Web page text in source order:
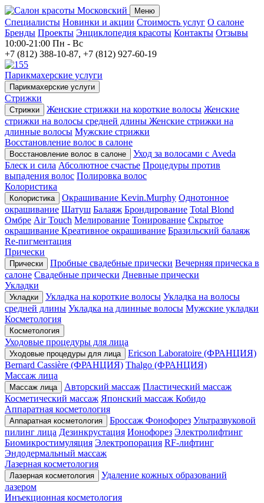
Меню
Специалисты Новинки и акции Стоимость услуг О салоне
Бренды Проекты Энциклопедия красоты Контакты Отзывы
10:00-21:00 Пн - Вс
+7 (812) 388-10-87, +7 (812) 927-60-19
Парикмахерские услуги
Парикмахерские услуги
Стрижки
Стрижки Женские стрижки на короткие волосы Женские
стрижки на волосы средней длины Женские стрижки на
длинные волосы Мужские стрижки
Восстановление волос в салоне
Восстановление волос в салоне
Уход за волосами с Aveda
Блеск и сила Абсолютное счастье Процедуры против
выпадения волос Полировка волос
Колористика
Колористика Окрашивание Kevin.Murphy Однотонное
окрашивание Шатуш Балаяж Брондирование Total Blond
Омбре Air Touch Мелирование Тонирование Скрытое
окрашивание Креативное окрашивание Бразильский балаяж
Re-пигментация
Прически
Прически Пробные свадебные прически Вечерняя прическа в
салоне Свадебные прически Дневные прически
Укладки
Укладки Укладка на короткие волосы Укладка на волосы
средней длины Укладка на длинные волосы Мужские укладки
Косметология
Косметология
Уходовые процедуры для лица
Уходовые процедуры для лица
Ericson Laboratoire (ФРАНЦИЯ)
Bernard Cassière (ФРАНЦИЯ) Thalgo (ФРАНЦИЯ)
Массаж лица
Массаж лица Авторский массаж Пластический массаж
Косметический массаж Японский массаж Кобидо
Аппаратная косметология
Аппаратная косметология Броссаж Фонофорез Ультразвуковой
пилинг лица Дезинкрустация Ионофорез Электролифтинг
Биомикростимуляция Электропорация RF-лифтинг
Эндодермальный массаж
Лазерная косметология
Лазерная косметология
Удаление кожных образований
лазером
Инъекционная косметология